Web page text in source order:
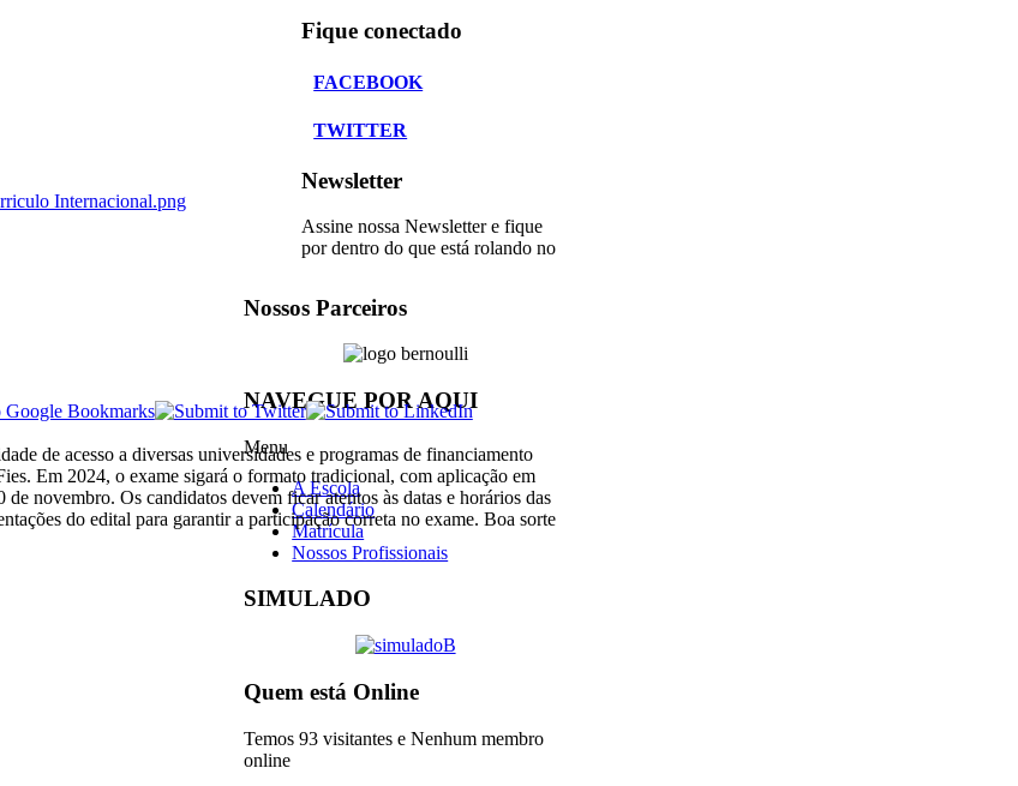
Internacional.png
de acesso a diversas universidades e programas de financiamento
Em 2024, o exame sigará o formato tradicional, com aplicação em
novembro. Os candidatos devem ficar atentos às datas e horários das
do edital para garantir a participação correta no exame. Boa sorte
Nossos Parceiros
NAVEGUE POR AQUI
Menu
A Escola
Calendário
Matrícula
Nossos Profissionais
SIMULADO
Quem está Online
Temos 93 visitantes e Nenhum membro
online
Fique conectado
FACEBOOK
TWITTER
Newsletter
Assine nossa Newsletter e fique
por dentro do que está rolando no